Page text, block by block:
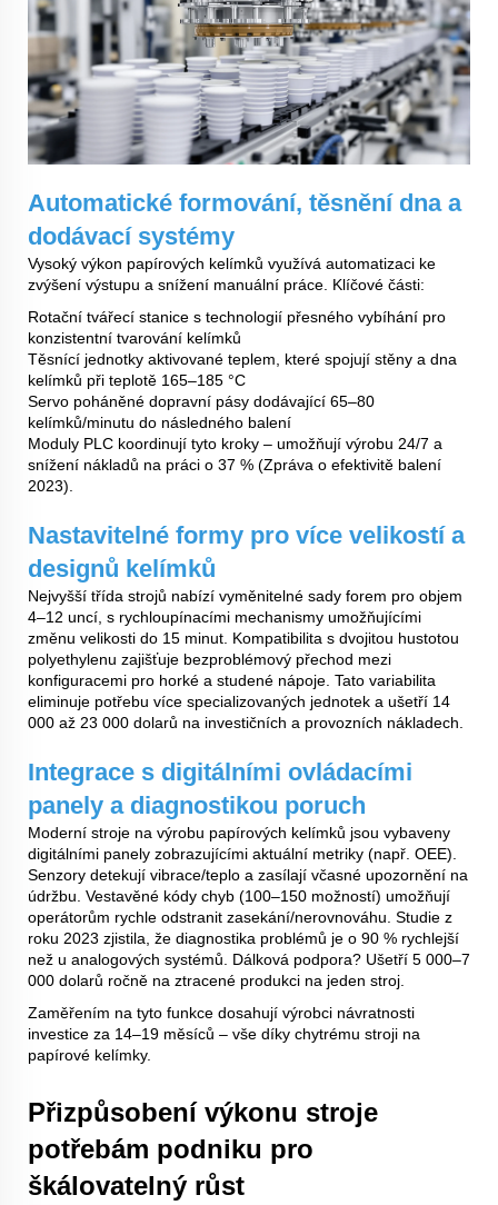
Automatické formování, těsnění dna a
dodávací systémy
Vysoký výkon papírových kelímků využívá automatizaci ke
zvýšení výstupu a snížení manuální práce. Klíčové části:
Rotační tvářecí stanice s technologií přesného vybíhání pro
konzistentní tvarování kelímků
Těsnící jednotky aktivované teplem, které spojují stěny a dna
kelímků při teplotě 165–185 °C
Servo poháněné dopravní pásy dodávající 65–80
kelímků/minutu do následného balení
Moduly PLC koordinují tyto kroky – umožňují výrobu 24/7 a
snížení nákladů na práci o 37 % (Zpráva o efektivitě balení
2023).
Nastavitelné formy pro více velikostí a
designů kelímků
Nejvyšší třída strojů nabízí vyměnitelné sady forem pro objem
4–12 uncí, s rychloupínacími mechanismy umožňujícími
změnu velikosti do 15 minut. Kompatibilita s dvojitou hustotou
polyethylenu zajišťuje bezproblémový přechod mezi
konfiguracemi pro horké a studené nápoje. Tato variabilita
eliminuje potřebu více specializovaných jednotek a ušetří 14
000 až 23 000 dolarů na investičních a provozních nákladech.
Integrace s digitálními ovládacími
panely a diagnostikou poruch
Moderní stroje na výrobu papírových kelímků jsou vybaveny
digitálními panely zobrazujícími aktuální metriky (např. OEE).
Senzory detekují vibrace/teplo a zasílají včasné upozornění na
údržbu. Vestavěné kódy chyb (100–150 možností) umožňují
operátorům rychle odstranit zasekání/nerovnováhu. Studie z
roku 2023 zjistila, že diagnostika problémů je o 90 % rychlejší
než u analogových systémů. Dálková podpora? Ušetří 5 000–7
000 dolarů ročně na ztracené produkci na jeden stroj.
Zaměřením na tyto funkce dosahují výrobci návratnosti
investice za 14–19 měsíců – vše díky chytrému stroji na
papírové kelímky.
Přizpůsobení výkonu stroje
potřebám podniku pro
škálovatelný růst